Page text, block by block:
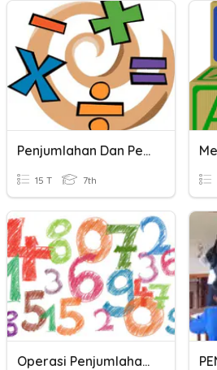
Penjumlahan Dan Pengurangan Aljabar
15 T 7th
Operasi Penjumlahan Dan Pengurangan Bilangan Bulat